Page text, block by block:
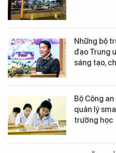
Những bộ
đạo Trung
sáng tạo,
Bộ Công
quản lý
trường học